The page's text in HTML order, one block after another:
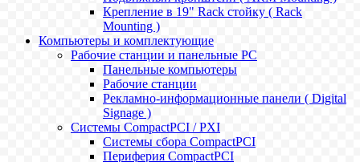
Крепление в 19" Rack стойку ( Rack
Mounting )
Компьютеры и комплектующие
Рабочие станции и панельные РС
Панельные компьютеры
Рабочие станции
Рекламно-информационные панели ( Digital
Signage )
Системы CompactPCI / PXI
Системы сбора CompactPCI
Периферия CompactPCI